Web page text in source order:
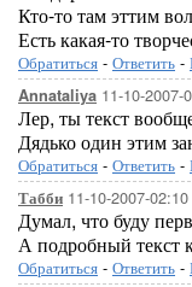
Кто-то там эттим
Есть какая-то
Обратиться - Ответить -
Annataliya 11-10-2007-
Лер, ты текст
Дядько один этим
Обратиться - Ответить -
Табби 11-10-2007-02:10
Думал, что буду
А подробный текст
Обратиться - Ответить -